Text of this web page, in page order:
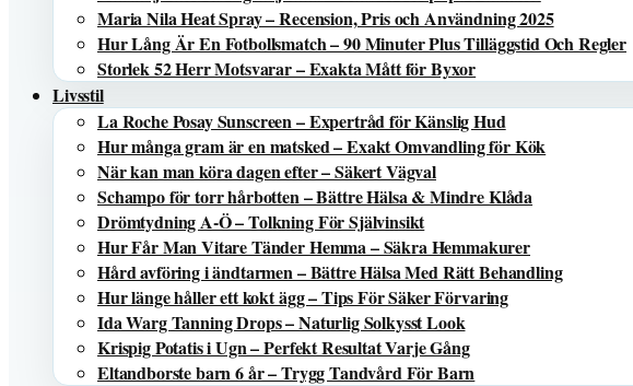
Maria Nila Heat Spray – Recension, Pris och Användning 2025
Hur Lång Är En Fotbollsmatch – 90 Minuter Plus Tilläggstid Och Regler
Storlek 52 Herr Motsvarar – Exakta Mått för Byxor
Livsstil
La Roche Posay Sunscreen – Expertråd för Känslig Hud
Hur många gram är en matsked – Exakt Omvandling för Kök
När kan man köra dagen efter – Säkert Vägval
Schampo för torr hårbotten – Bättre Hälsa & Mindre Klåda
Drömtydning A-Ö – Tolkning För Självinsikt
Hur Får Man Vitare Tänder Hemma – Säkra Hemmakurer
Hård avföring i ändtarmen – Bättre Hälsa Med Rätt Behandling
Hur länge håller ett kokt ägg – Tips För Säker Förvaring
Ida Warg Tanning Drops – Naturlig Solkysst Look
Krispig Potatis i Ugn – Perfekt Resultat Varje Gång
Eltandborste barn 6 år – Trygg Tandvård För Barn